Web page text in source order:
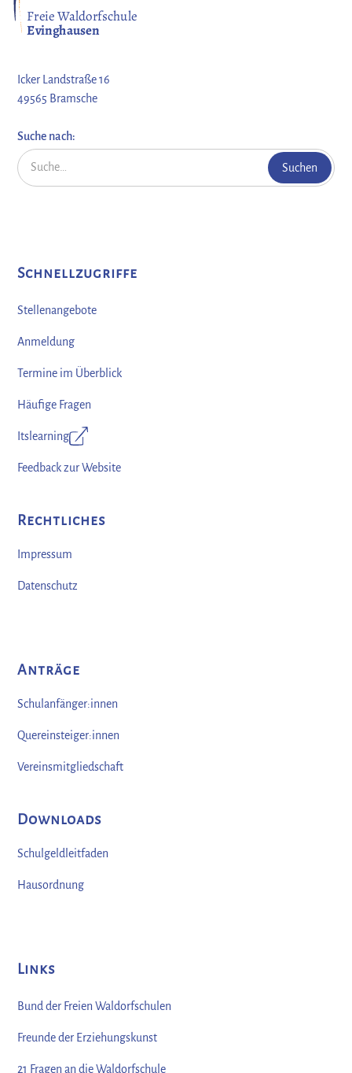
Freie Waldorfschule
Evinghausen
Icker Landstraße 16
49565 Bramsche
Suche nach:
Schnellzugriffe
Stellenangebote
Anmeldung
Termine im Überblick
Häufige Fragen
Itslearning
Feedback zur Website
Rechtliches
Impressum
Datenschutz
Anträge
Schulanfänger:innen
Quereinsteiger:innen
Vereinsmitgliedschaft
Downloads
Schulgeldleitfaden
Hausordnung
Links
Bund der Freien Waldorfschulen
Freunde der Erziehungskunst
21 Fragen an die Waldorfschule